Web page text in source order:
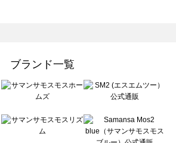
（ツハルバイサマンサモスモス）のワンピース一覧
モスモス ブルー）のワンピース一覧
ンピース一覧
ース一覧
ラシック）のワンピース一覧
）のワンピース一覧
ルー）のワンピース一覧
ブランド一覧